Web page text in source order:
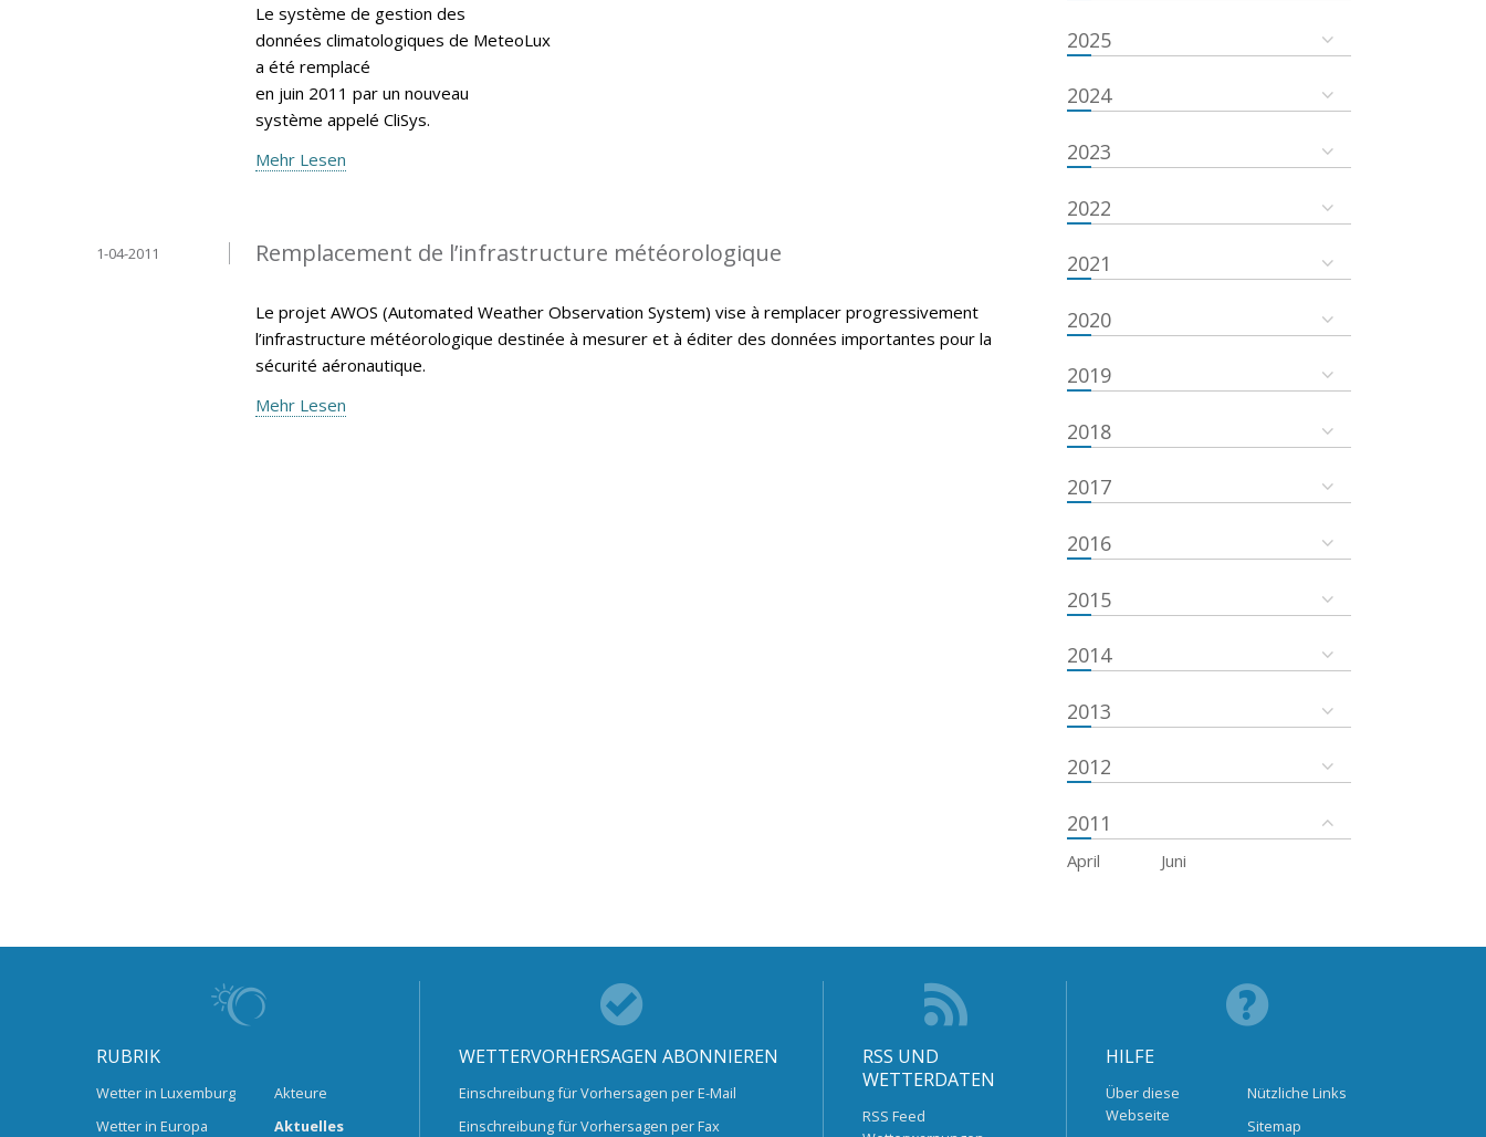
Le système de gestion des
données climatologiques de MeteoLux
a été remplacé
en juin 2011 par un nouveau
système appelé CliSys.
Mehr Lesen
Remplacement de l’infrastructure météorologique
1-04-2011
Le projet AWOS (Automated Weather Observation System) vise à remplacer progressivement
l’infrastructure météorologique destinée à mesurer et à éditer des données importantes pour la
sécurité aéronautique.
Mehr Lesen
2025
2024
2023
2022
2021
2020
2019
2018
2017
2016
2015
2014
2013
2012
2011
April Juni
RUBRIK
Wetter in Luxemburg
Wetter in Europa
Akteure
Aktuelles
WETTERVORHERSAGEN ABONNIEREN
Einschreibung für Vorhersagen per E-Mail
Einschreibung für Vorhersagen per Fax
RSS UND
WETTERDATEN
RSS Feed
HILFE
Über diese
Webseite
Nützliche Links
Sitemap